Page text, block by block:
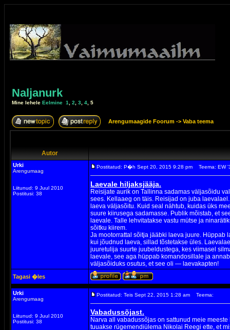
Naljanurk
Mine lehele Eelmine 1 2 3 4 5
Arengumaagide Foorum -> Vaba teema
Autor
Urki
Arengumaag
Liitunud: 9 Juul 2010
Postitusi: 38
Postitatud: P�h Sept 20, 2015 9:28 pm Teema: EW
Laevale hiljaksjääja.
Reisijate aurik on Tallinna sadamas väljasõidu
sees. Kellaaeg on täis. Reisijad on juba
laeva väljasõitu. Kuid seal nähtub, kuidas üks
suure kiirusega sadamasse. Publik mõistab, et
laevale. Talle lehvitatakse vastu mütse ja
sõitku kiirem.
Ja mootorrattal sõitja jääbki laeva juure. Hüppab
kui jõudnud laeva, sillad tõstetakse üles.
juuretulija suurte juubeldustega, kes viimasel
laevale, see aga hüppab komandosillale ja
väljasõiduks osutus, et see oli — laevakapten!
Tagasi �les
Urki
Arengumaag
Liitunud: 9 Juul 2010
Postitusi: 38
Postitatud: Teis Sept 22, 2015 1:28 am Teema:
Vabadussõjast.
Narva all vabadussõjas on sattunud meie
tuuakse rügemendiülema Nikolai Reegi ette, et